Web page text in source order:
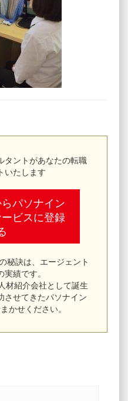
タントがあなたの転職
いたします
パソナイン
ビスに登録
秘訣は、エージェント
績です。
材紹介会社として誕生
させてきたパソナイン
かせください。